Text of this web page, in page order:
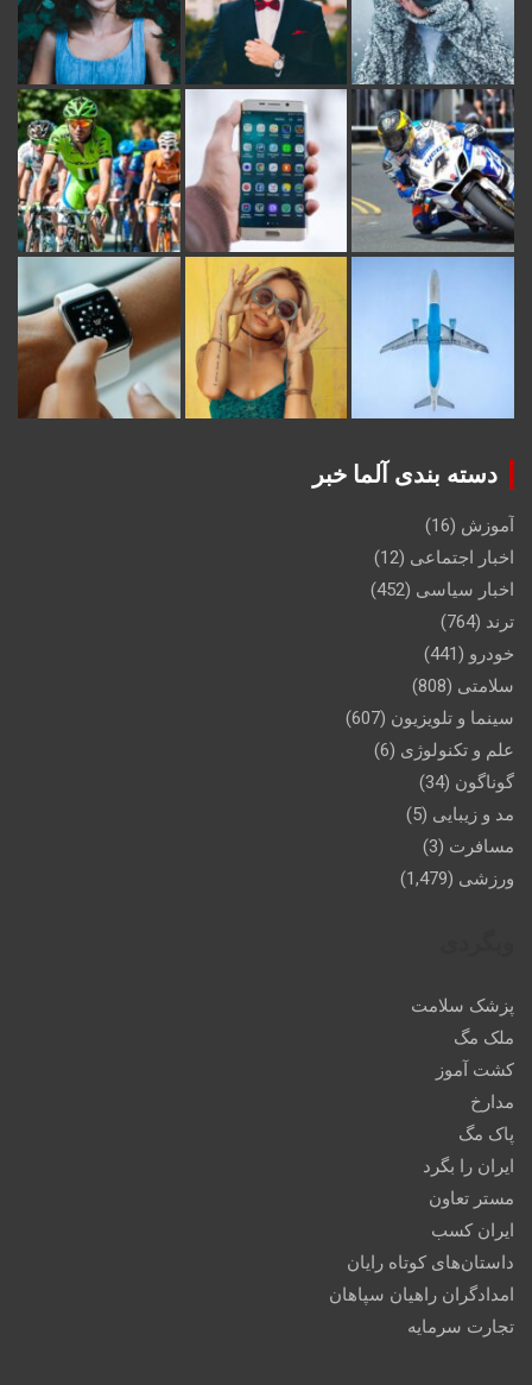
دسته بندی آلما خبر
آموزش (16)
اخبار اجتماعی (12)
اخبار سیاسی (452)
ترند (764)
خودرو (441)
سلامتی (808)
سینما و تلویزیون (607)
علم و تکنولوژی (6)
گوناگون (34)
مد و زیبایی (5)
مسافرت (3)
ورزشی (1,479)
پزشک سلامت
ملک مگ
کشت آموز
مدارخ
پاک مگ
ایران را بگرد
مستر تعاون
ایران کسب
داستان‌های کوتاه رایان
امدادگران راهیان سپاهان
تجارت سرمایه